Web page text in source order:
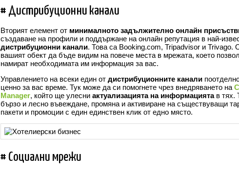
# Дистрибуционни канали
Вторият елемент от минималното задължително онлайн
създаване на профили и поддържане на онлайн репутация в най-
дистрибуционни канали. Това са Booking.com, Tripadvisor и Trivago.
вашият обект да бъде видим на повече места в мрежата, което
намират необходимата им информация за вас.
Управлението на всеки един от дистрибуционните канали
ценно за вас време. Тук може да си помогнете чрез внедряването на
Manager, който ще улесни актуализацията на информациятав тях.
бързо и лесно въвеждане, промяна и активиране на съществуващи
пакети и промоции с един единствен клик от едно място.
# Социални мрежи